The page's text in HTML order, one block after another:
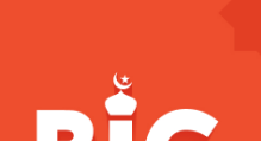
menempatinya,
agar lebih memantul.
subcompact mpv